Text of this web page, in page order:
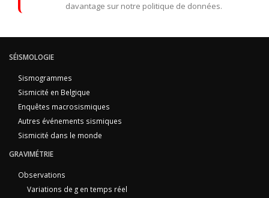
davantage sur notre politique de données.
SÉISMOLOGIE
Sismogrammes
Sismicité en Belgique
Enquêtes macrosismiques
Autres événements sismiques
Sismicité dans le monde
GRAVIMÉTRIE
Observations
Variations de g en temps réel